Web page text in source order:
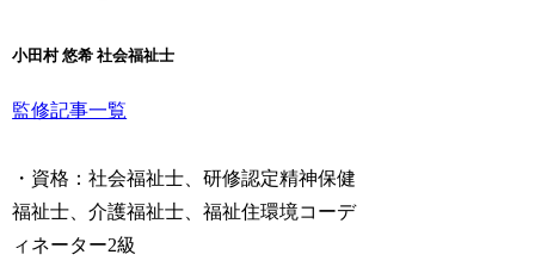
小田村 悠希 社会福祉士
監修記事一覧
・資格：社会福祉士、研修認定精神保健
福祉士、介護福祉士、福祉住環境コーデ
ィネーター2級